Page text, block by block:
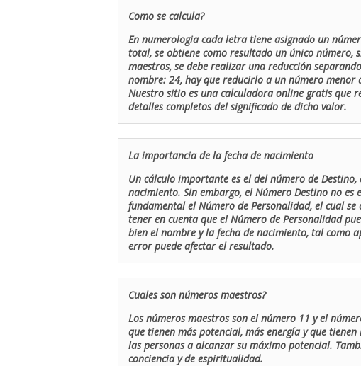
Como se calcula?
En numerologia cada letra tiene asignado un
total, se obtiene como resultado un único número,
maestros, se debe realizar una reducción
nombre: 24, hay que reducirlo a un número menor
Nuestro sitio es una calculadora online gratis que
detalles completos del significado de dicho valor.
La importancia de la fecha de nacimiento
Un cálculo importante es el del número de
nacimiento. Sin embargo, el Número Destino no
fundamental el Número de Personalidad, el cual
tener en cuenta que el Número de Personalidad
bien el nombre y la fecha de nacimiento, tal como
error puede afectar el resultado.
Cuales son números maestros?
Los números maestros son el número 11 y el
que tienen más potencial, más energía y que
las personas a alcanzar su máximo potencial.
conciencia y de espiritualidad.